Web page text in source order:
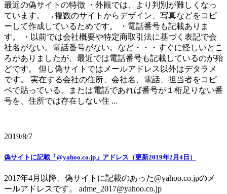
最近の偽サイトの特徴 ・外観では、より判別が難しくなっ
ています。 →複数のサイトからデザイン、写真などをコピ
ーして作成しているためです。 ・電話番号も記載ありま
す。 ・以前では会社概要や特定商取引法に基づく表記で会
社名がない。電話番号がない。など・・・すぐに怪しいとこ
ろがありましたが、最近では電話番号も記載しているのが殆
どです。 但し偽サイトではメールアドレス以外はデタラメ
です。 実在する会社の住所、会社名、電話、担当者をコピ
ペで貼っている。または電話であれば番号が１桁足りない番
号を、住所では存在しない住 ...
2019/8/7
偽サイトに記載「@yahoo.co.jp」アドレス（更新2019年2月4日）
2017年4月以降、偽サイトに記載のあった@yahoo.co.jpのメ
ールアドレスです。 adme_2017@yahoo.co.jp